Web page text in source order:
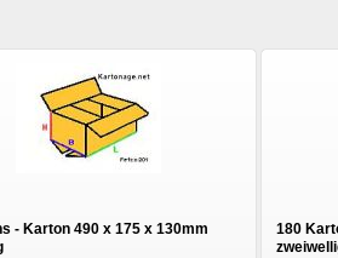
- Karton 490 x 175 x 130mm
180